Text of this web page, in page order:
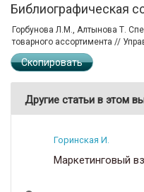
Библиографическая
Скопировать
Другие статьи в этом
Горинская И.
Маркетинговый